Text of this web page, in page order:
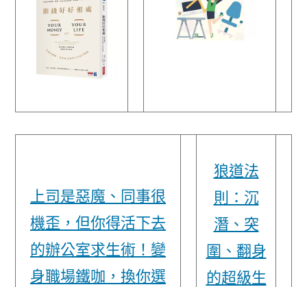
上司是惡魔、同事很
機歪，但你得活下去
的辦公室求生術！變
身職場鐵咖，換你選
狼道法
則：沉
潛、突
圍、翻身
的超級生